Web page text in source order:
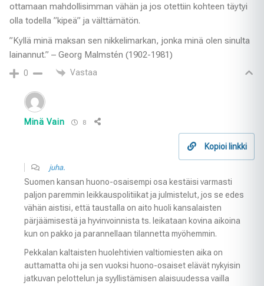
ottamaan mahdollisimman vähän ja jos otettiin kohteen täytyi
olla todella ”kipeä” ja välttämätön.
”Kyllä minä maksan sen nikkelimarkan, jonka minä olen sinulta
lainannut.” – Georg Malmstén (1902-1981)
0 Vastaa
Minä Vain 8
Kopioi linkki
juha.
Suomen kansan huono-osaisempi osa kestäisi varmasti
paljon paremmin leikkauspolitiikat ja julmistelut, jos se edes
vähän aistisi, että taustalla on aito huoli kansalaisten
pärjäämisestä ja hyvinvoinnista ts. leikataan kovina aikoina
kun on pakko ja parannellaan tilannetta myöhemmin.
Pekkalan kaltaisten huolehtivien valtiomiesten aika on
auttamatta ohi ja sen vuoksi huono-osaiset elävät nykyisin
jatkuvan pelottelun ja syyllistämisen alaisuudessa vailla